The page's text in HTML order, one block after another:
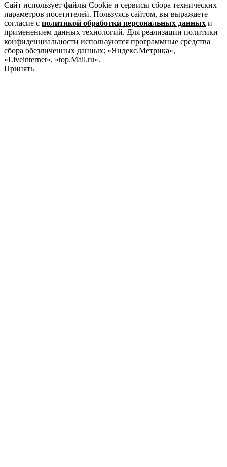
Сайт использует файлы Cookie и сервисы сбора технических
параметров посетителей. Пользуясь сайтом, вы выражаете
согласие с политикой обработки персональных данных и
применением данных технологий. Для реализации политики
конфиденциальности используются программные средства
сбора обезличенных данных: «Яндекс.Метрика»,
«Liveinternet», «top.Mail.ru».
Принять